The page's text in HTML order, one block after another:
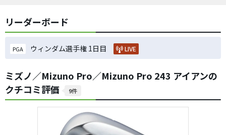
リーダーボード
PGA ウィンダム選手権 1日目 LIVE
ミズノ／Mizuno Pro／Mizuno Pro 243 アイアンの
クチコミ評価
9件